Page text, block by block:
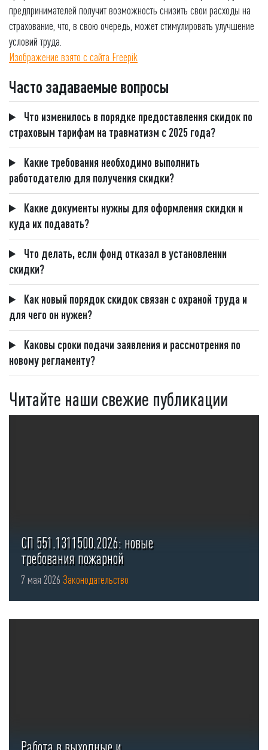
предпринимателей получит возможность снизить свои расходы на
страхование, что, в свою очередь, может стимулировать улучшение
условий труда.
Изображение взято с сайта Freepik
Часто задаваемые вопросы
Что изменилось в порядке предоставления скидок по
страховым тарифам на травматизм с 2025 года?
Какие требования необходимо выполнить
работодателю для получения скидки?
Какие документы нужны для оформления скидки и
куда их подавать?
Что делать, если фонд отказал в установлении
скидки?
Как новый порядок скидок связан с охраной труда и
для чего он нужен?
Каковы сроки подачи заявления и рассмотрения по
новому регламенту?
Читайте наши свежие публикации
СП 551.1311500.2026: новые
требования пожарной
безопасности для стоянок ...
7 мая 2026 Законодательство